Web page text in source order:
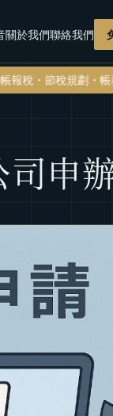
關於我們聯絡我們
・帳務健檢借址登記
申